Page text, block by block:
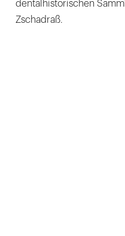
dentalhistorischen
Zschadraß.